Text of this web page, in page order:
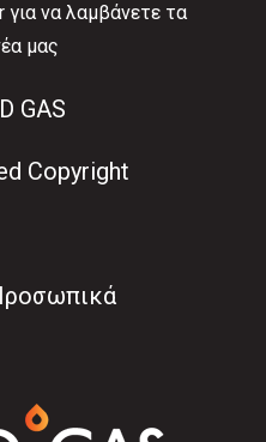
να λαμβάνετε τα
μας
GAS
Copyright